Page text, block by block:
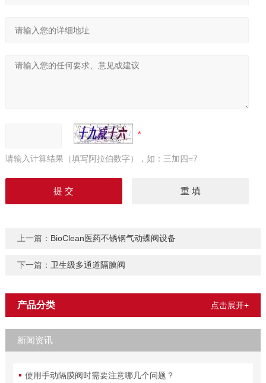
请输入计算结果（填写阿拉伯数字），如：三加四=7
上一篇： BioClean医药不锈钢气动蝶阀设备
下一篇： 卫生级多通道隔膜阀
产品分类 点击展开+
新闻资讯
使用手动隔膜阀时需要注意哪几个问题？